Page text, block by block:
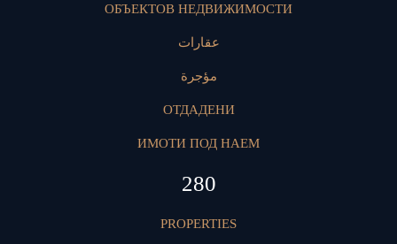
ОБЪЕКТОВ НЕДВИЖИМОСТИ
عقارات
مؤجرة
ОТДАДЕНИ
ИМОТИ ПОД НАЕМ
423
PROPERTIES